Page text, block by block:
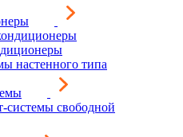
настенного типа
системы свободной